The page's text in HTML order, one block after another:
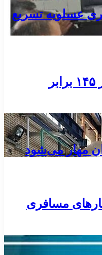
عسلویه تسریع
فرونشست زمین در البرز ۱۴۵ برابر
مهار می‌شود
مسافری